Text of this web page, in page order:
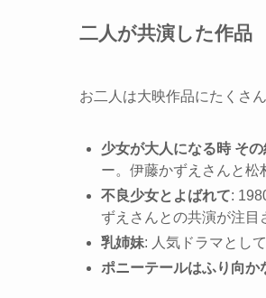
二人が共演した作品
お二人は大映作品にたくさ
少女が大人になる時 そ
ー。伊藤かずえさんと松
不良少女とよばれて:
ずえさんとの共演が注目
乳姉妹: 人気ドラマとし
ポニーテールはふり向か